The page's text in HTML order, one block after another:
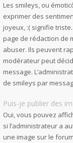
Les smileys, ou
exprimer des
joyeux, :( signifie
page de rédaction de
abuser. Ils peuvent
modérateur peut
message.
de smileys par
Puis-je publier des
Oui, vous pouvez
si l’administrateur a
une image sur le